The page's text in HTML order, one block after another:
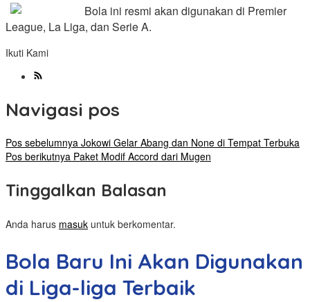
Bola ini resmi akan digunakan di Premier
League, La Liga, dan Serie A.
Ikuti Kami
Navigasi pos
Pos sebelumnya Jokowi Gelar Abang dan None di Tempat Terbuka
Pos berikutnya Paket Modif Accord dari Mugen
Tinggalkan Balasan
Anda harus masuk untuk berkomentar.
Bola Baru Ini Akan Digunakan
di Liga-liga Terbaik